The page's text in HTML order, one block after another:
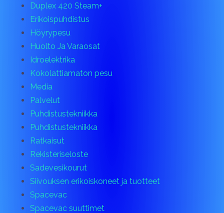
Duplex 420 Steam+
Erikoispuhdistus
Höyrypesu
Huolto Ja Varaosat
Idroelektrika
Kokolattiamaton pesu
Media
Palvelut
Puhdistustekniikka
Puhdistustekniikka
Ratkaisut
Rekisteriseloste
Sadevesikourut
Siivouksen erikoiskoneet ja tuotteet
Spacevac
Spacevac suuttimet